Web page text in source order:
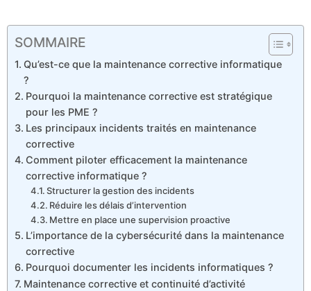
SOMMAIRE
Qu’est-ce que la maintenance corrective informatique
?
Pourquoi la maintenance corrective est stratégique
pour les PME ?
Les principaux incidents traités en maintenance
corrective
Comment piloter efficacement la maintenance
corrective informatique ?
Structurer la gestion des incidents
Réduire les délais d’intervention
Mettre en place une supervision proactive
L’importance de la cybersécurité dans la maintenance
corrective
Pourquoi documenter les incidents informatiques ?
Maintenance corrective et continuité d’activité